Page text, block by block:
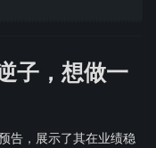
子，想做一
告，展示了其在业绩稳